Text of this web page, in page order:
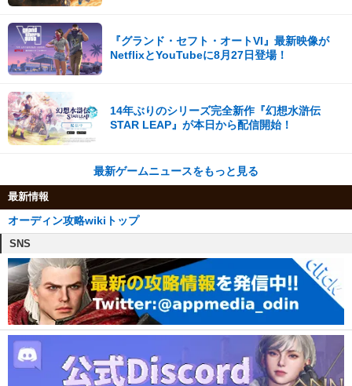
城塞のハープ
灰色のハープ
亡者の叫びのハープ
銅の腕輪
銅の指輪
古城の角笛
黄金の印章
黄金遺物コイン
遺物コインの欠片
灰色のハープ
亡者の叫びのハープ
グラムのハープ
冒険者のメイス・盾
信仰のメイス・盾
冒険者の双斧
信仰の双斧
マナハイムの兜
マナハイムの鎧
色あせた城塞の手袋
くちばしの靴
色あせた城塞の靴
銅装飾のベルト
『グランド・セフト・オートVI』最新映像が
NetflixとYouTubeに8月27日登場！
14年ぶりのシリーズ完全新作『幻想水滸伝
STAR LEAP』が本日から配信開始！
最新ゲームニュースをもっと見る
最新情報
オーディン攻略wikiトップ
SNS